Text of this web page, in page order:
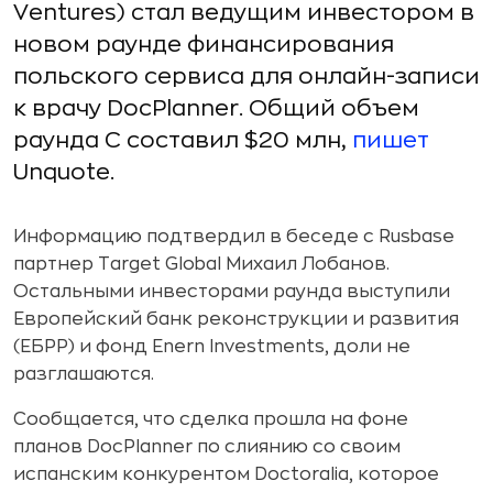
Ventures) стал ведущим инвестором в
новом раунде финансирования
польского сервиса для онлайн-записи
к врачу DocPlanner. Общий объем
раунда С составил $20 млн, пишет
Unquote.
Информацию подтвердил в беседе с Rusbase
партнер Target Global Михаил Лобанов.
Остальными инвесторами раунда выступили
Европейский банк реконструкции и развития
(ЕБРР) и фонд Enern Investments, доли не
разглашаются.
Сообщается, что сделка прошла на фоне
планов DocPlanner по слиянию со своим
испанским конкурентом Doctoralia, которое